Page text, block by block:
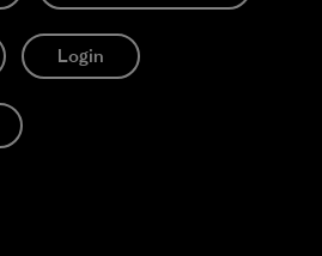
Login